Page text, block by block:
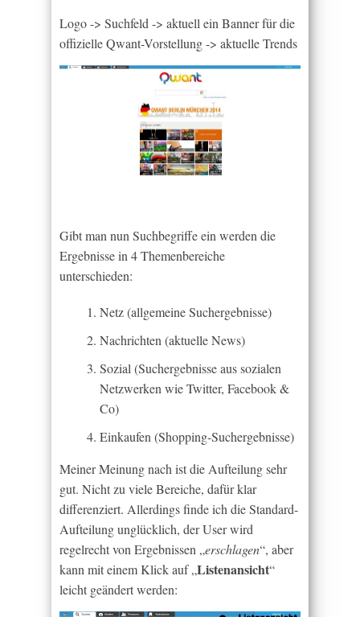
Logo -> Suchfeld -> aktuell ein Banner für die
offizielle Qwant-Vorstellung -> aktuelle Trends
Gibt man nun Suchbegriffe ein werden die
Ergebnisse in 4 Themenbereiche
unterschieden:
Netz (allgemeine Suchergebnisse)
Nachrichten (aktuelle News)
Sozial (Suchergebnisse aus sozialen
Netzwerken wie Twitter, Facebook &
Co)
Einkaufen (Shopping-Suchergebnisse)
Meiner Meinung nach ist die Aufteilung sehr
gut. Nicht zu viele Bereiche, dafür klar
differenziert. Allerdings finde ich die Standard-
Aufteilung unglücklich, der User wird
regelrecht von Ergebnissen „erschlagen“, aber
kann mit einem Klick auf „Listenansicht“
leicht geändert werden: